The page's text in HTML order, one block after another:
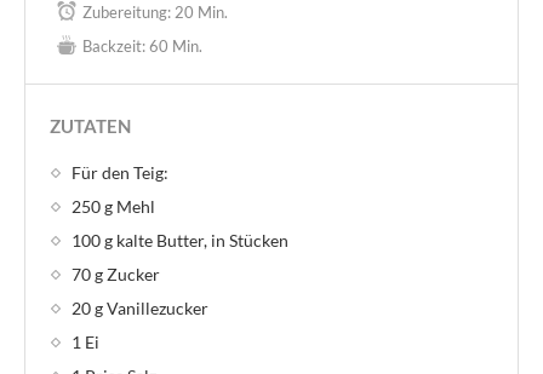
Zubereitung: 20 Min.
Backzeit:60 Min.
ZUTATEN
Für den Teig:
250 g Mehl
100 g kalte Butter, in Stücken
70 g Zucker
20 g Vanillezucker
1 Ei